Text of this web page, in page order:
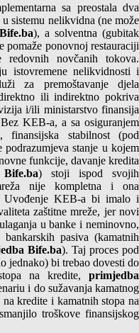
sa preostala dva
sistemu nelikvidna (ne može
), a solventna (gubitak
pomaže ponovnoj restauraciji
novčanih tokova.
istovremene nelikvidnosti i
za premoštavanje djela
ili indirektno pokriva
i/ili ministarstvo finansija
KEB-a, a sa osiguranjem
finansijska stabilnost (pod
podrazumjeva stanje u kojem
funkcije, davanje kredita
) stoji ispod svojih
nije kompletna i ona
Uvođenje KEB-a bi imalo i
zaštitne mreže, jer novi
u banke i neminovno,
pasiva (kamatnih
Bife.ba). Taj proces pod
jednako) bi trebao dovesti do
na kredite, primjedba
i do sužavanja kamatnog
kredite i kamatnih stopa na
troškove finansijskog